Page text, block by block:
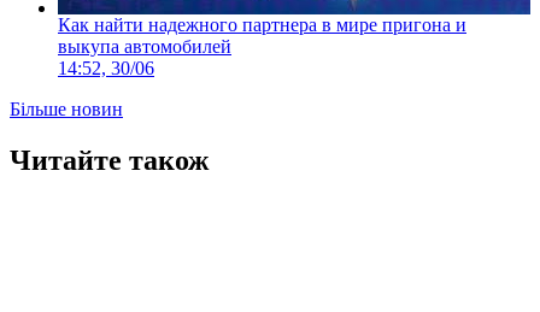
Как найти надежного партнера в мире пригона и
выкупа автомобилей
14:52, 30/06
Більше новин
Читайте також